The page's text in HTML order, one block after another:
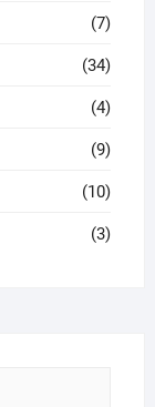
(7)
(34)
(4)
(9)
(10)
(3)